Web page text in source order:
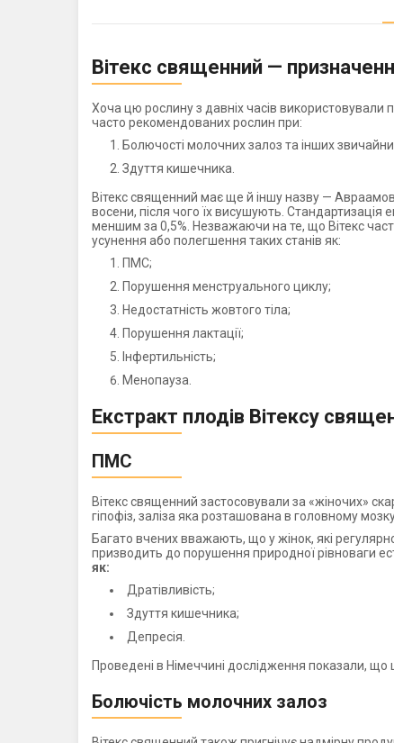
Вітекс священний —
Хоча цю рослину з давніх часів використовували
часто рекомендованих рослин при:
Болючості молочних залоз та інших
Здуття кишечника.
Вітекс священний має ще й іншу назву —
восени, після чого їх висушують. Стандартизація
меншим за 0,5%. Незважаючи на те, що Вітекс
усунення або полегшення таких станів як:
ПМС;
Порушення менструального циклу;
Недостатність жовтого тіла;
Порушення лактації;
Інфертильність;
Менопауза.
Екстракт плодів Вітексу
ПМС
Вітекс священний застосовували за «жіночих»
гіпофіз, заліза яка розташована в головному
Багато вчених вважають, що у жінок, які
призводить до порушення природної рівноваги
як:
Дратівливість;
Здуття кишечника;
Депресія.
Проведені в Німеччині дослідження показали, що
Болючість молочних залоз